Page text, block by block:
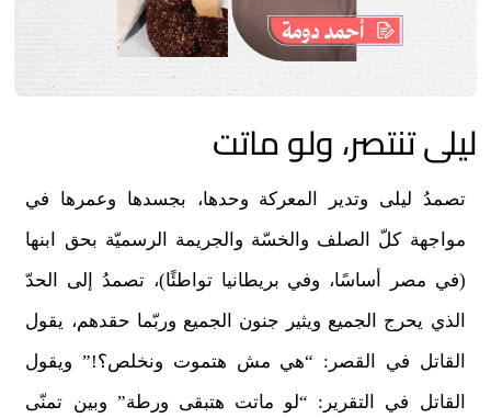
ليلى تنتصر، ولو ماتت
تصمدُ ليلى وتدير المعركة وحدها، بجسدها وعمرها في
مواجهة كلّ الصلف والخسّة والجريمة الرسميّة بحق ابنها
(في مصر أساسًا، وفي بريطانيا تواطئًا)، تصمدُ إلى الحدّ
الذي يحرج الجميع ويثير جنون الجميع وربّما حقدهم، يقول
القاتل في القصر: “هي مش هتموت ونخلص؟!” ويقول
القاتل في التقرير: “لو ماتت هتبقى ورطة” وبين تمنّى